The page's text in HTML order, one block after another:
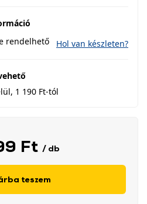
rendelhető
Hol van készleten?
1 190 Ft-tól
Ft / db
teszem